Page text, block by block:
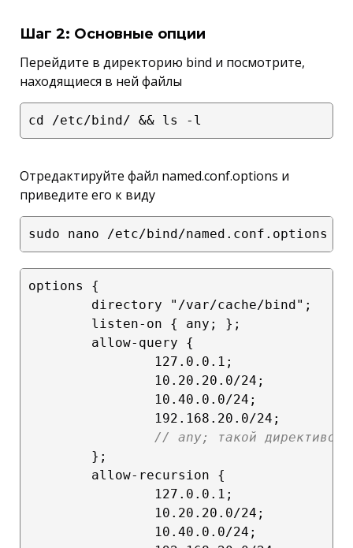
Шаг 2: Основные опции
Перейдите в директорию bind и посмотрите,
находящиеся в ней файлы
Отредактируйте файл named.conf.options и
приведите его к виду
options {
        directory "/var/cache/bind";
        listen-on { any; };
        allow-query {
                127.0.0.1;
                10.20.20.0/24;
                10.40.0.0/24;
                192.168.20.0/24;
// any; такой директивой
        };
        allow-recursion {
                127.0.0.1;
                10.20.20.0/24;
                10.40.0.0/24;